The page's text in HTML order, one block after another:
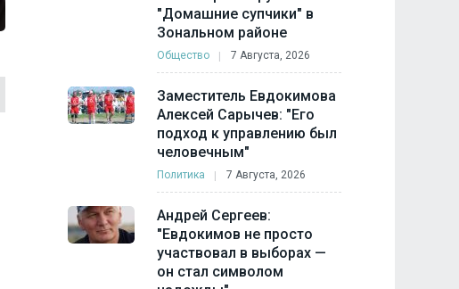
"Домашние супчики" в
Зональном районе
Общество 7 Августа, 2026
Заместитель Евдокимова
Алексей Сарычев: "Его
подход к управлению был
человечным"
Политика 7 Августа, 2026
Андрей Сергеев:
"Евдокимов не просто
участвовал в выборах —
он стал символом